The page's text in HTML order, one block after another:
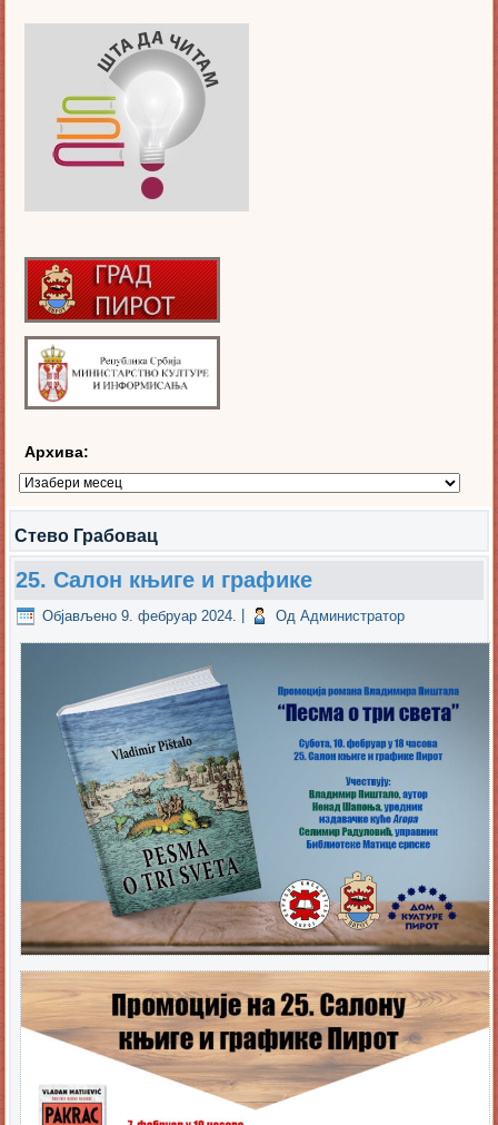
Архива:
Архива:
Стево Грабовац
25. Салон књиге и графике
Објављено 9. фебруар 2024. Од Администратор